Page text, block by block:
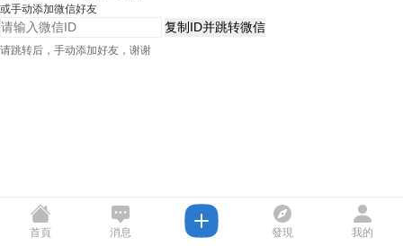
或手动添加微信好友
复制ID并跳转微信
请跳转后，手动添加好友，谢谢
首頁 消息 發現 我的